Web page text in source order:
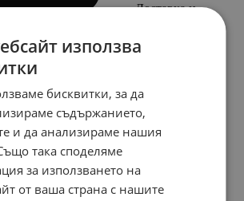
Доставка и
бр.
използва
бисквитки, за да
съдържанието,
и да анализираме нашия
така споделяме
за използването на
от ваша страна с нашите